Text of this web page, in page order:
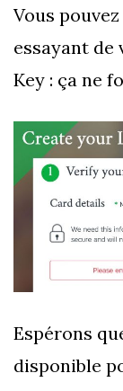
Vous
essayant de
Key : ça ne
Espérons
disponible